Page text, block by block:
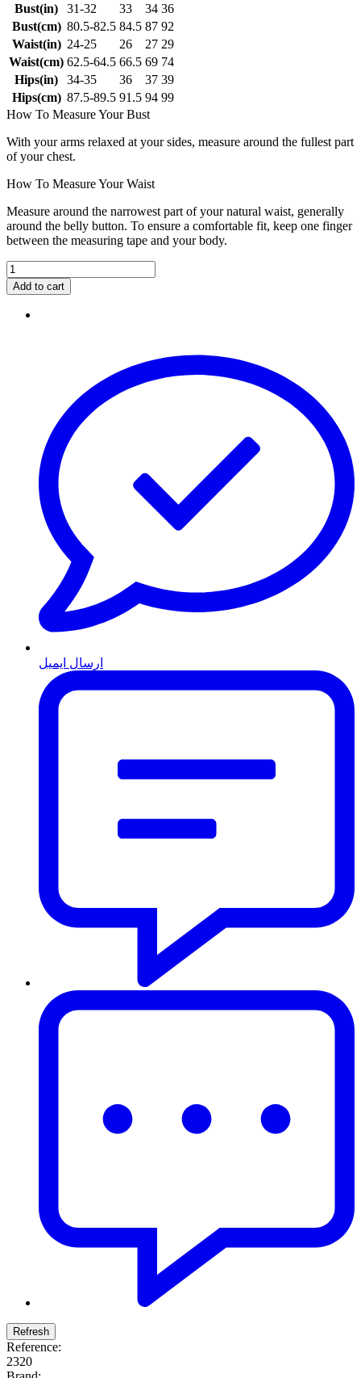
Bust(in)
31-32 33 34 36
Bust(cm) 80.5-82.5 84.5 87 92
Waist(in) 24-25 26 27 29
Waist(cm) 62.5-64.5 66.5 69 74
Hips(in)
34-35 36 37 39
Hips(cm) 87.5-89.5 91.5 94 99
How To Measure Your Bust
With your arms relaxed at your sides, measure around the fullest part
of your chest.
How To Measure Your Waist
Measure around the narrowest part of your natural waist, generally
around the belly button. To ensure a comfortable fit, keep one finger
between the measuring tape and your body.
Add to cart
ارسال ایمیل
Reference:
2320